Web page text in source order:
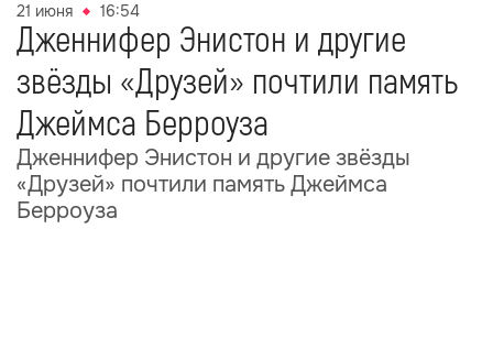
21 июня 16:54
Дженнифер Энистон и другие
звёзды «Друзей» почтили память
Джеймса Берроуза
Дженнифер Энистон и другие звёзды
«Друзей» почтили память Джеймса
Берроуза